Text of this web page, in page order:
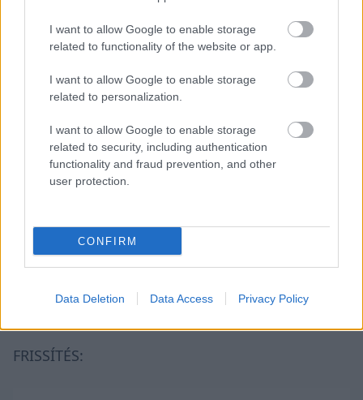
I want to allow Google to enable storage
related to functionality of the website or app.
I want to allow Google to enable storage
related to personalization.
I want to allow Google to enable storage
related to security, including authentication
functionality and fraud prevention, and other
user protection.
CONFIRM
Data Deletion Data Access Privacy Policy
környezetéből az utóbbi időben kiválók, hiszen a
Japán Nagydíj után sajtóhírek szerint beadta
felmondását a kezdetek óta a Red Bullnál
dolgozó Ole Schack, majd ugyanígy tett a
holland pilóta első számú szerelője, Jon Caller is.
Schack a felmondását állítólag a Red Bullnál
tapasztalható megváltozott munkakörnyezettel
indokolta.
Eközben a négyszeres világbajnok azt
fontolgatja, hogy mivel a 2026-os szabályokkal
FRISSÍTÉS: